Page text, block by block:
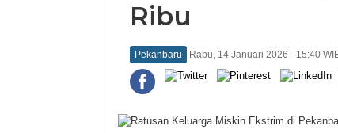
Ribu
Pekanbaru Rabu, 14 Januari 2026 - 15:40